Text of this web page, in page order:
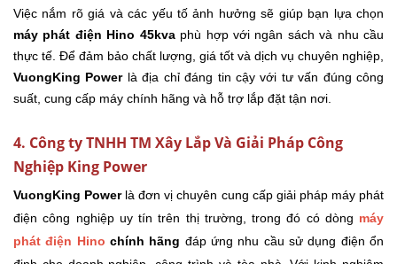
Việc nắm rõ giá và các yếu tố ảnh hưởng sẽ giúp bạn lựa chọn
máy phát điện Hino 45kvaphù hợp với ngân sách và nhu cầu
thực tế. Để đảm bảo chất lượng, giá tốt và dịch vụ chuyên nghiệp,
VuongKing Powerlà địa chỉ đáng tin cậy với tư vấn đúng công
suất, cung cấp máy chính hãng và hỗ trợ lắp đặt tận nơi.
4. Công ty TNHH TM Xây Lắp Và Giải Pháp Công
Nghiệp King Power
VuongKing Powerlà đơn vị chuyên cung cấp giải pháp máy phát
điện công nghiệp uy tín trên thị trường, trong đó có dòng máy
phát điện Hino chính hãng đáp ứng nhu cầu sử dụng điện ổn